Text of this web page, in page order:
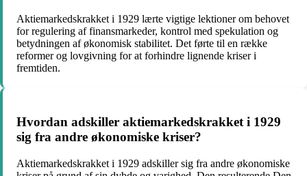
Aktiemarkedskrakket i 1929 lærte vigtige lektioner om behovet
for regulering af finansmarkeder, kontrol med spekulation og
betydningen af økonomisk stabilitet. Det førte til en række
reformer og lovgivning for at forhindre lignende kriser i
fremtiden.
Hvordan adskiller aktiemarkedskrakket i 1929
sig fra andre økonomiske kriser?
Aktiemarkedskrakket i 1929 adskiller sig fra andre økonomiske